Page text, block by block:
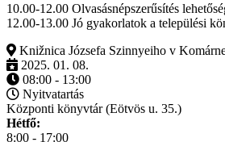
10.00-12.00 Olvasásnépszerűsítés
12.00-13.00 Jó gyakorlatok a települési
Knižnica Józsefa Szinnyeiho v
2025. 01. 08.
08:00 - 13:00
Nyitvatartás
Központi könyvtár (Eötvös u. 35.)
Hétfő:
8:00 - 17:00